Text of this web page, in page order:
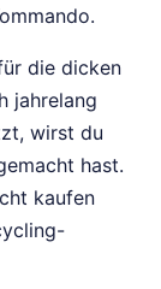
die dicken
jahrelang
wirst du
hast.
kaufen